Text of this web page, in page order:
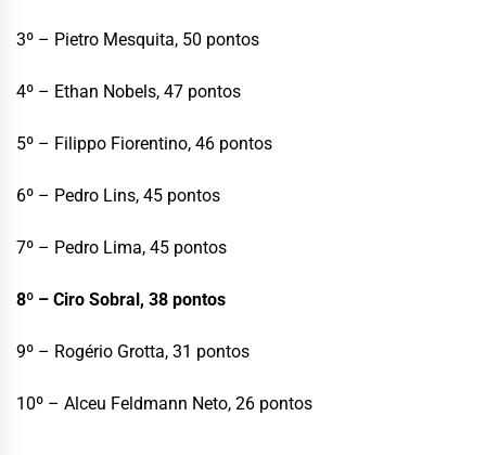
3º – Pietro Mesquita, 50 pontos
4º – Ethan Nobels, 47 pontos
5º – Filippo Fiorentino, 46 pontos
6º – Pedro Lins, 45 pontos
7º – Pedro Lima, 45 pontos
8º – Ciro Sobral, 38 pontos
9º – Rogério Grotta, 31 pontos
10º – Alceu Feldmann Neto, 26 pontos